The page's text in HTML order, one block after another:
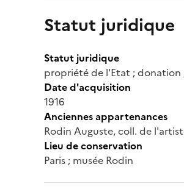
Statut juridique
Statut juridique
propriété de l'Etat ; donation
Date d'acquisition
1916
Anciennes appartenances
Rodin Auguste, coll. de
Lieu de conservation
Paris ; musée Rodin